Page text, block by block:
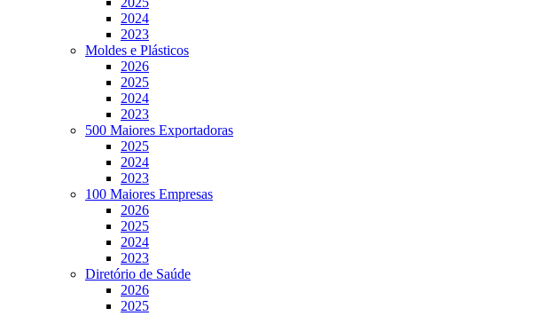
2024
2023
Moldes e Plásticos
2026
2025
2024
2023
500 Maiores Exportadoras
2025
2024
2023
100 Maiores Empresas
2026
2025
2024
2023
Diretório de Saúde
2026
2025